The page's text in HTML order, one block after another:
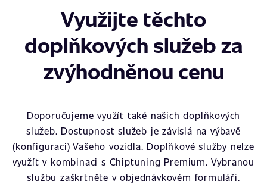
Využijte těchto
doplňkových služeb za
zvýhodněnou cenu
Doporučujeme využít také našich doplňkových
služeb. Dostupnost služeb je závislá na výbavě
(konfiguraci) Vašeho vozidla. Doplňkové služby nelze
využít v kombinaci s Chiptuning Premium. Vybranou
službu zaškrtněte v objednávkovém formuláři.